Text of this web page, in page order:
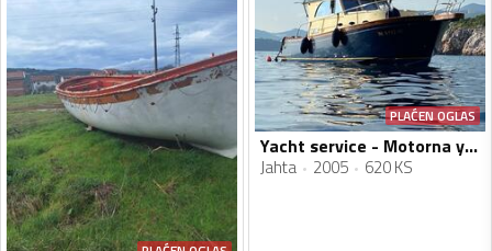
PLAĆEN OGLAS
Yacht service - Motorna yahta Marco Polo 12
Jahta 2005 620 KS